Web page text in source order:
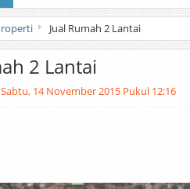
Honda Brio 1.3 E AT CBU 2012
Jual Rumah 2 Lantai
2 Lantai
Sabtu, 14 November 2015 Pukul 12:16